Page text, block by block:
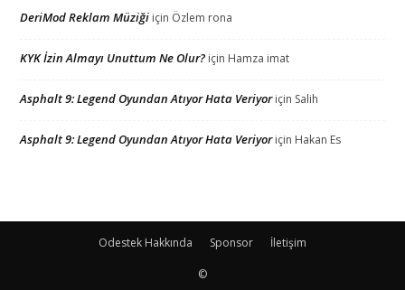
DeriMod Reklam Müziği için Özlem rona
KYK İzin Almayı Unuttum Ne Olur? için Hamza imat
Asphalt 9: Legend Oyundan Atıyor Hata Veriyoriçin Salih
Asphalt 9: Legend Oyundan Atıyor Hata Veriyoriçin Hakan Es
Odestek Hakkında Sponsor İletişim
©